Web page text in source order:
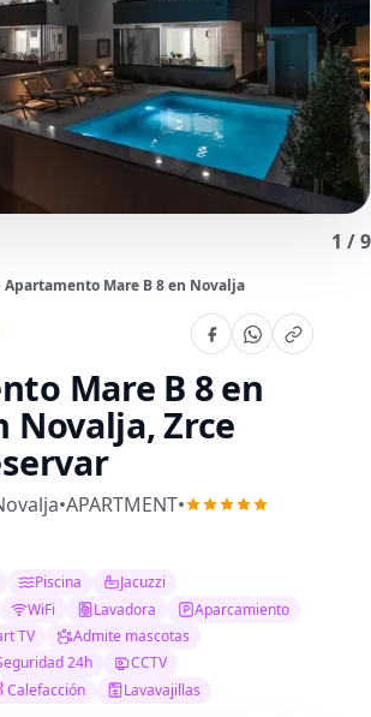
1 /9
Apartamento Mare B 8 en Novalja
Mare B 8 en
Novalja, Zrce
•APARTMENT•
Piscina
Jacuzzi
WiFi Lavadora
Aparcamiento
TV
Admite mascotas
24h
CCTV
Calefacción Lavavajillas